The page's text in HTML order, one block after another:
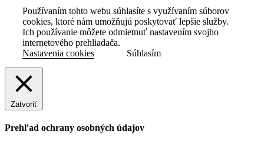
Používaním tohto webu súhlasíte s využívaním súborov
cookies, ktoré nám umožňujú poskytovať lepšie služby.
Ich používanie môžete odmietnuť nastavením svojho
internetového prehliadača.
Nastavenia cookies
Súhlasím
Zatvoriť
Prehľad ochrany osobných údajov